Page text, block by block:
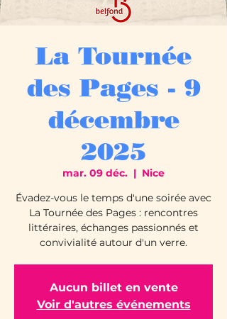
La Tournée
des Pages - 9
décembre
2025
mar. 09 déc.
  |
Nice
Évadez-vous le temps d'une soirée avec
La Tournée des Pages : rencontres
littéraires, échanges passionnés et
convivialité autour d'un verre.
Aucun billet en vente
Voir d'autres événements